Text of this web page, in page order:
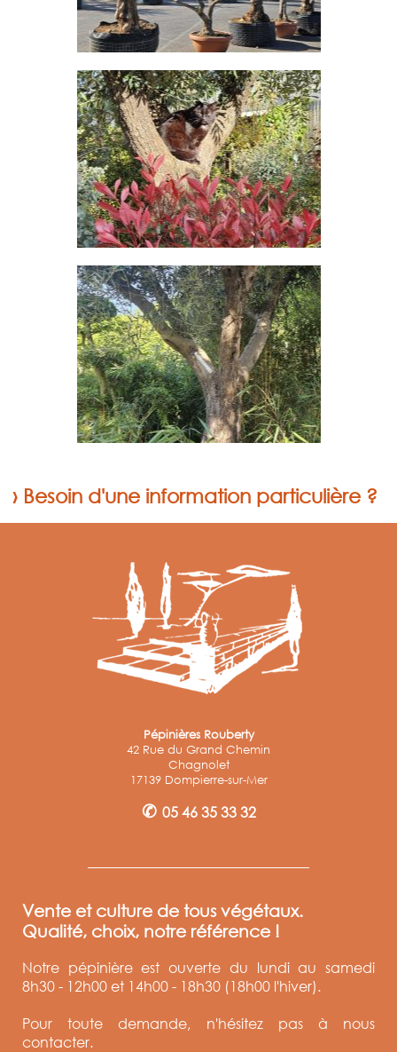
› Besoin d'une information particulière ?
Pépinières Rouberty
42 Rue du Grand Chemin
Chagnolet
17139 Dompierre-sur-Mer
✆ 05 46 35 33 32
Vente et culture de tous végétaux.
Qualité, choix, notre référence !
Notre pépinière est ouverte du lundi au samedi
8h30 - 12h00 et 14h00 - 18h30 (18h00 l'hiver).
Pour toute demande, n'hésitez pas à nous
contacter.